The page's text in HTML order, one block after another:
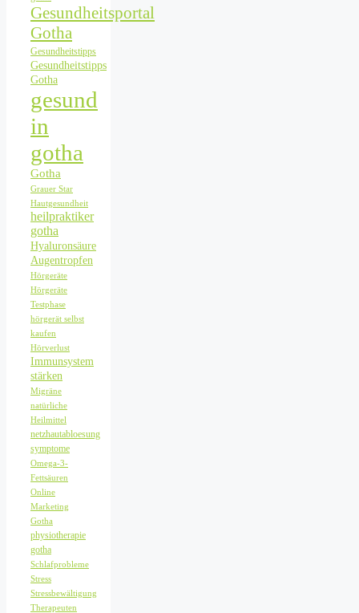
Gesundheitsportal
Gotha
Gesundheitstipps
Gesundheitstipps
Gotha
gesund
in
gotha
Gotha
Grauer Star
Hautgesundheit
heilpraktiker
gotha
Hyaluronsäure
Augentropfen
Hörgeräte
Hörgeräte
Testphase
hörgerät selbst
kaufen
Hörverlust
Immunsystem
stärken
Migräne
natürliche
Heilmittel
netzhautabloesung
symptome
Omega-3-
Fettsäuren
Online
Marketing
Gotha
physiotherapie
gotha
Schlafprobleme
Stress
Stressbewältigung
Therapeuten